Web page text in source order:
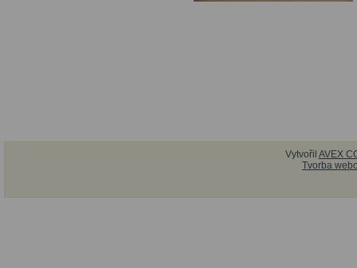
Vytvořil AVEX
Tvorba